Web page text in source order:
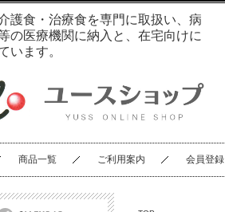
護食・治療食を専門に取扱い、病
の医療機関に納入と、在宅向けに
います。
商品一覧 ご利用案内 会員登録